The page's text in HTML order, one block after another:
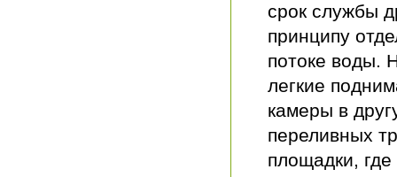
срок службы
принципу
потоке воды.
легкие
камеры в
переливных
площадки,